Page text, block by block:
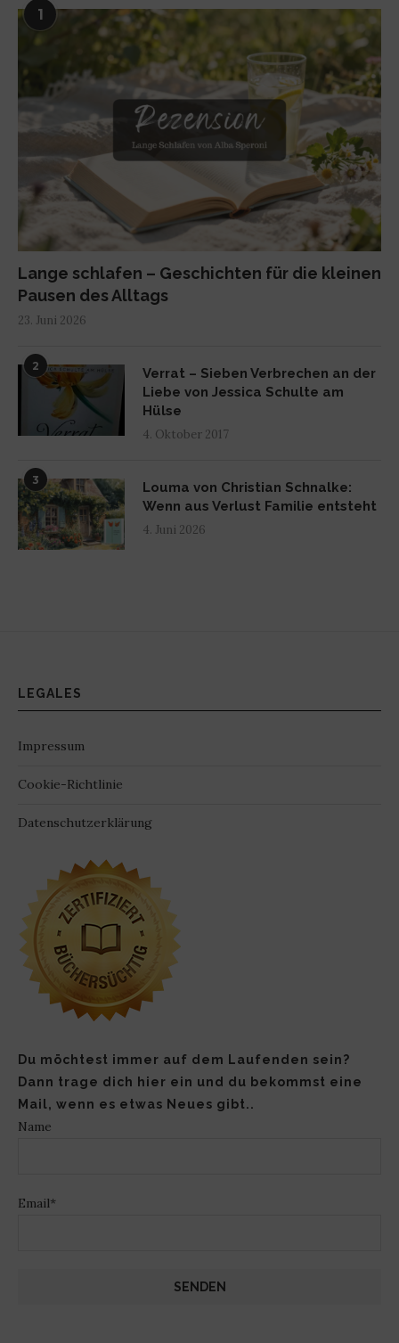
1
Lange schlafen – Geschichten für die kleinen
Pausen des Alltags
23. Juni 2026
2
Verrat – Sieben Verbrechen an der
Liebe von Jessica Schulte am
Hülse
4. Oktober 2017
3
Louma von Christian Schnalke:
Wenn aus Verlust Familie entsteht
4. Juni 2026
LEGALES
Impressum
Cookie-Richtlinie
Datenschutzerklärung
Du möchtest immer auf dem Laufenden sein?
Dann trage dich hier ein und du bekommst eine
Mail, wenn es etwas Neues gibt..
Name
Email*